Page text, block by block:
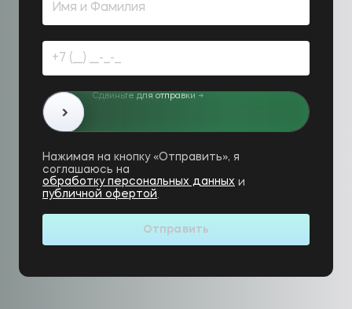
Сдвиньте для отправки →
›
Нажимая на кнопку «Отправить», я
соглашаюсь на
обработку персональных данных и
публичной офертой.
Отправить